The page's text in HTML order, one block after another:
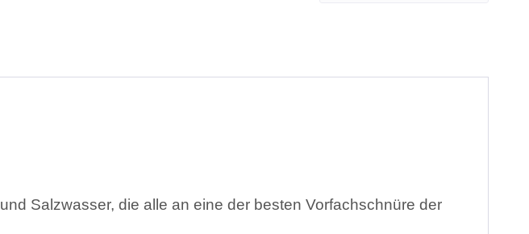
Salzwasser, die alle an eine der besten Vorfachschnüre der